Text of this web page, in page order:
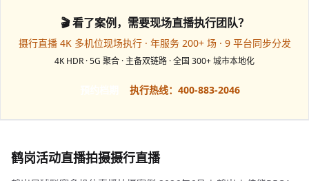
🎬 看了案例，需要现场直播执行团队？
摄行直播 4K 多机位现场执行 · 年服务 200+ 场 · 9 平台同步分发
4K HDR · 5G 聚合 · 主备双链路 · 全国 300+ 城市本地化
执行热线：400-883-2046
鹤岗活动直播拍摄摄行直播